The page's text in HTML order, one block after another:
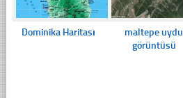
Dominika Haritası
maltepe uydu
görüntüsü